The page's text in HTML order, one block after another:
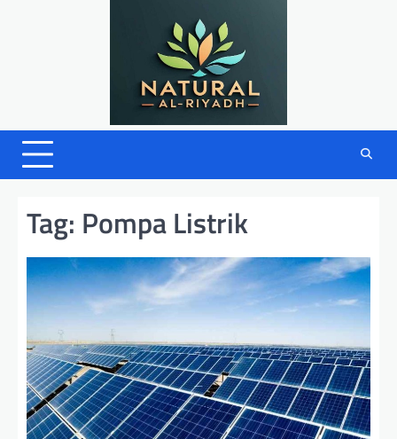
Tag: Pompa Listrik